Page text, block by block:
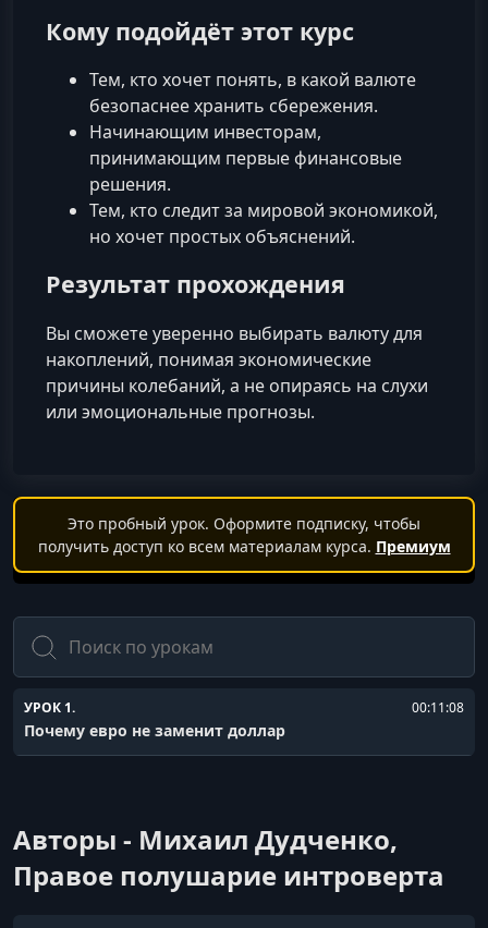
Кому подойдёт этот курс
Тем, кто хочет понять, в какой валюте
безопаснее хранить сбережения.
Начинающим инвесторам,
принимающим первые финансовые
решения.
Тем, кто следит за мировой экономикой,
но хочет простых объяснений.
Результат прохождения
Вы сможете уверенно выбирать валюту для
накоплений, понимая экономические
причины колебаний, а не опираясь на слухи
или эмоциональные прогнозы.
Это пробный урок. Оформите подписку, чтобы
получить доступ ко всем материалам курса. Премиум
Поиск
УРОК 1. 00:11:08
Почему евро не заменит доллар
Авторы - Михаил Дудченко,
Правое полушарие интроверта